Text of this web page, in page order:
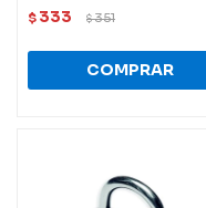
$ 333 $351